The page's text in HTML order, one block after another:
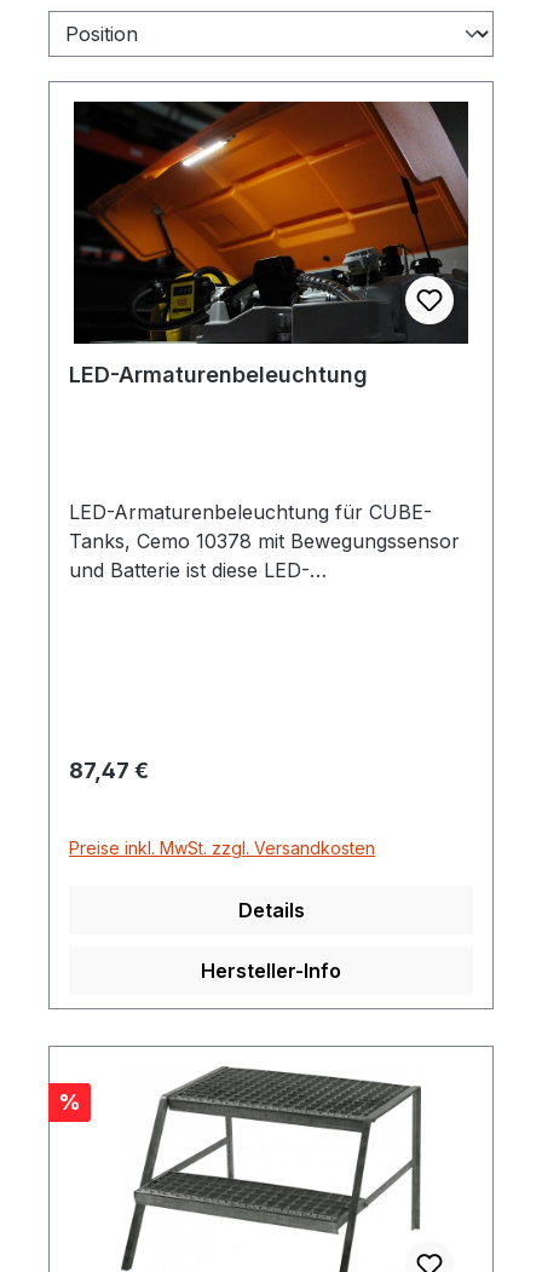
LED-Armaturenbeleuchtung
LED-Armaturenbeleuchtung für CUBE-
Tanks, Cemo 10378 mit Bewegungssensor
und Batterie ist diese LED-
Regulärer Preis:
87,47 €
Preise inkl. MwSt. zzgl. Versandkosten
Details
Hersteller-Info
Rabatt
%